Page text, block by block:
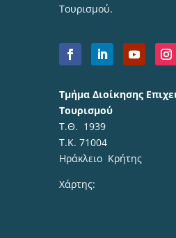
Τουρισμού.
Τμήμα Διοίκησης
Τουρισμού
Τ.Θ. 1939
Τ.Κ. 71004
Ηράκλειο Κρήτης
Χάρτης: